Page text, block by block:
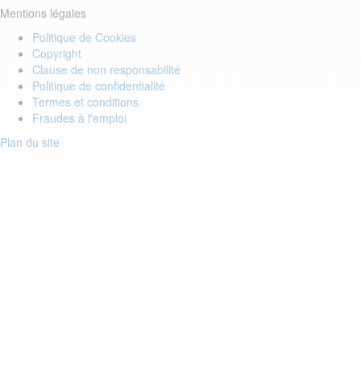
Mentions légales
Politique de Cookies
Copyright
Clause de non responsabilité
Politique de confidentialité
Termes et conditions
Fraudes à l'emploi
Plan du site